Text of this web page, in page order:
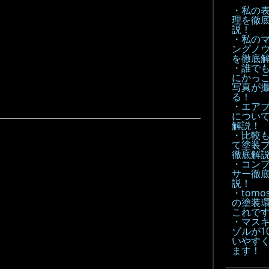
・私の
理を徹
説！
・私の
ングノ
を徹底
・誰で
にかっ
写真が
る！
・エア
につい
解説！
・比較
て塗装
徹底解
・コン
サー徹
説！
・
の塗装
これで
・マス
ゾルが
いやす
ます！